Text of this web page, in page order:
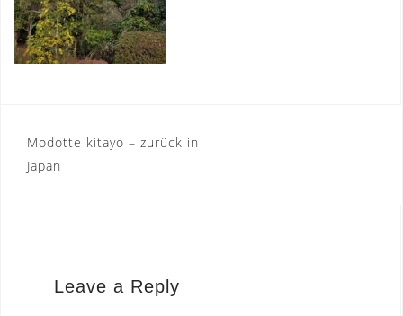
Post
navigation
Modotte kitayo – zurück in
Japan
Leave a Reply